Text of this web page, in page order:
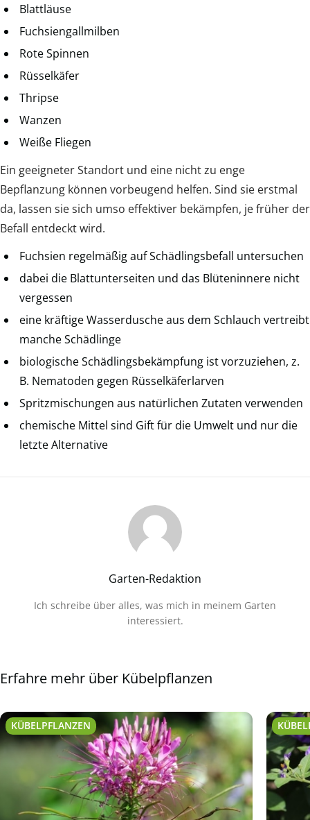
Blattläuse
Fuchsiengallmilben
Rote Spinnen
Rüsselkäfer
Thripse
Wanzen
Weiße Fliegen
Ein geeigneter Standort und eine nicht zu enge
Bepflanzung können vorbeugend helfen. Sind sie erstmal
da, lassen sie sich umso effektiver bekämpfen, je früher der
Befall entdeckt wird.
Fuchsien regelmäßig auf Schädlingsbefall untersuchen
dabei die Blattunterseiten und das Blüteninnere nicht
vergessen
eine kräftige Wasserdusche aus dem Schlauch vertreibt
manche Schädlinge
biologische Schädlingsbekämpfung ist vorzuziehen, z.
B. Nematoden gegen Rüsselkäferlarven
Spritzmischungen aus natürlichen Zutaten verwenden
chemische Mittel sind Gift für die Umwelt und nur die
letzte Alternative
Garten-Redaktion
Ich schreibe über alles, was mich in meinem Garten
interessiert.
Erfahre mehr über Kübelpflanzen
KÜBELPFLANZEN